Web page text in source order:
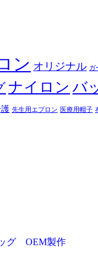
ン オリジナル ガ
ナイロン バ
先生用エプロン 医療用帽子
グ OEM製作